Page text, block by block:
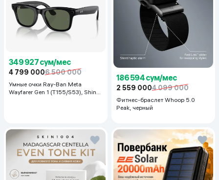
349 927 сум/мес
4 799 0006 500 000
Умные очки Ray-Ban Meta
Wayfarer Gen 1 (T155/S53), Shiny
186 594 сум/мес
2 559 0004 099 000
Фитнес-браслет Whoop 5.0
Peak, черный